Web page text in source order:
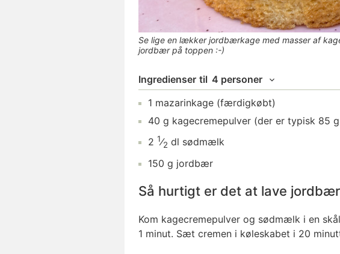
Se lige en lækker jordbærkage med masser af
jordbær på toppen :-)
Ingredienser til 4 personer
1 mazarinkage (færdigkøbt)
40 g kagecremepulver (der er typisk 85
2 1⁄2 dl sødmælk
150 g jordbær
Så hurtigt er det at lave
Kom kagecremepulver og sødmælk i en
1 minut. Sæt cremen i køleskabet i 20